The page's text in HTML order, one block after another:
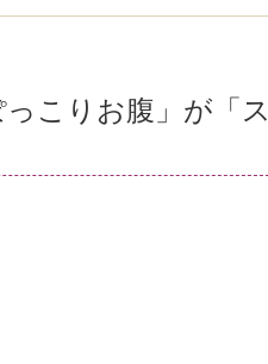
こりお腹」が「ス